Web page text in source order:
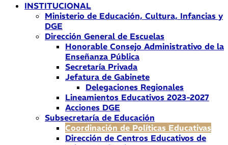
INSTITUCIONAL
Ministerio de Educación, Cultura, Infancias y
DGE
Dirección General de Escuelas
Honorable Consejo Administrativo de la
Enseñanza Pública
Secretaría Privada
Jefatura de Gabinete
Delegaciones Regionales
Lineamientos Educativos 2023-2027
Acciones DGE
Subsecretaría de Educación
Coordinación de Políticas Educativas
Dirección de Centros Educativos de